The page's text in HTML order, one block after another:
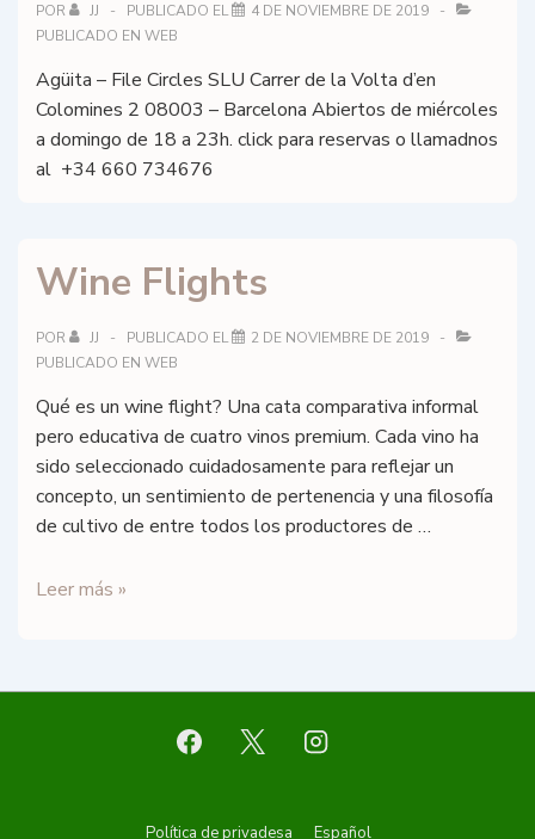
POR JJ PUBLICADO EL
4 DE NOVIEMBRE DE 2019
PUBLICADO EN WEB
Agüita – File Circles SLU Carrer de la Volta d’en
Colomines 2 08003 – Barcelona Abiertos de miércoles
a domingo de 18 a 23h. click para reservas o llamadnos
al +34 660 734676
Wine Flights
POR JJ PUBLICADO EL
2 DE NOVIEMBRE DE 2019
PUBLICADO EN WEB
Qué es un wine flight? Una cata comparativa informal
pero educativa de cuatro vinos premium. Cada vino ha
sido seleccionado cuidadosamente para reflejar un
concepto, un sentimiento de pertenencia y una filosofía
de cultivo de entre todos los productores de …
Wine
Leer más »
Política de privadesa Español